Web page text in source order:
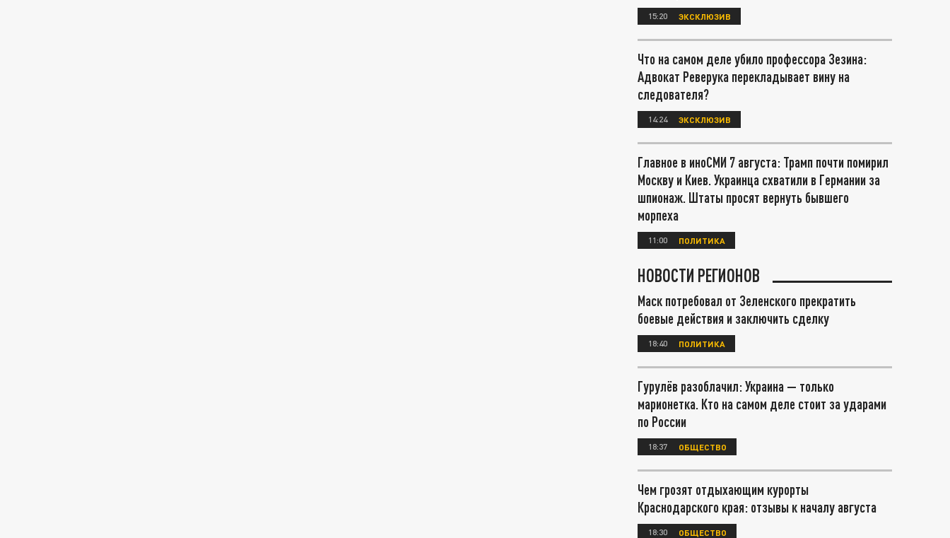
15:20 ЭКСКЛЮЗИВ
Что на самом деле убило профессора Зезина:
Адвокат Реверука перекладывает вину на
следователя?
14:24 ЭКСКЛЮЗИВ
Главное в иноСМИ 7 августа: Трамп почти помирил
Москву и Киев. Украинца схватили в Германии за
шпионаж. Штаты просят вернуть бывшего
морпеха
11:00 ПОЛИТИКА
НОВОСТИ РЕГИОНОВ
Маск потребовал от Зеленского прекратить
боевые действия и заключить сделку
18:40 ПОЛИТИКА
Гурулёв разоблачил: Украина — только
марионетка. Кто на самом деле стоит за ударами
по России
18:37 ОБЩЕСТВО
Чем грозят отдыхающим курорты
Краснодарского края: отзывы к началу августа
18:30 ОБЩЕСТВО